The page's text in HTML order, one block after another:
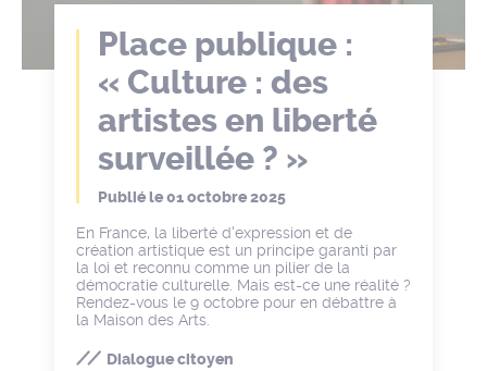
Place publique :
« Culture : des
artistes en liberté
surveillée ? »
Publié le01 octobre 2025
En France, la liberté d'expression et de
création artistique est un principe garanti par
la loi et reconnu comme un pilier de la
démocratie culturelle. Mais est-ce une réalité ?
Rendez-vous le 9 octobre pour en débattre à
la Maison des Arts.
Dialogue citoyen